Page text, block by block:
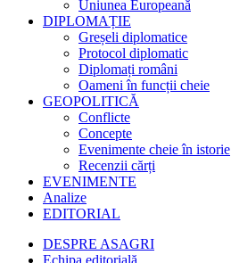
Uniunea Europeană
DIPLOMAȚIE
Greșeli diplomatice
Protocol diplomatic
Diplomați români
Oameni în funcții cheie
GEOPOLITICĂ
Conflicte
Concepte
Evenimente cheie în istorie
Recenzii cărți
EVENIMENTE
Analize
EDITORIAL
DESPRE ASAGRI